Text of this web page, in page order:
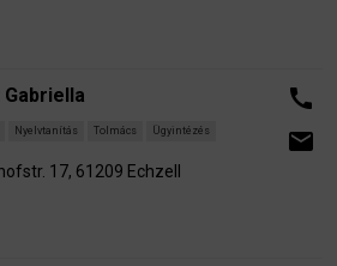
Nyelvtanítás Tolmács Ügyintézés
17, 61209 Echzell
call
email